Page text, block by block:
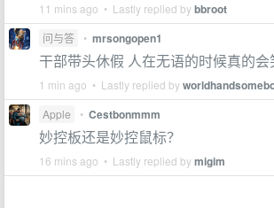
11 mins ago • Lastly replied bybbroot
问与答 • mrsongopen1
干部带头休假 人在无语的时候真的会
1 min ago • Lastly replied by
Apple • Cestbonmmm
妙控板还是妙控鼠标？
16 mins ago • Lastly replied bymigim